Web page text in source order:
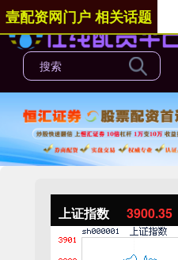
上证指数 3900.35
壹配资网门户 相关话题